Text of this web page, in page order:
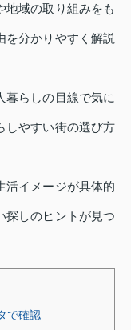
地域の取り組みをも
を分かりやすく解説
暮らしの目線で気に
しやすい街の選び方
活イメージが具体的
探しのヒントが見つ
で確認